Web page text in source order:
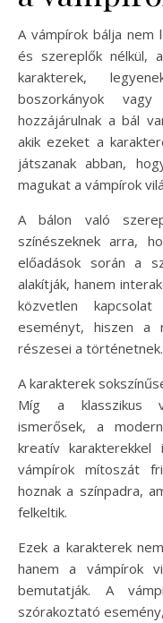
A vámpírok bálja nem
és szereplők nélkül,
karakterek,
boszorkányok
hozzájárulnak a bál
akik ezeket a
játszanak abban,
magukat a vámpírok
A bálon való
színészeknek arra,
előadások során a
alakítják, hanem
közvetlen
eseményt, hiszen a
részesei a történetnek.
A karakterek
Míg a klasszikus
ismerősek, a
kreatív
vámpírok mítoszát
hoznak a színpadra,
felkeltik.
Ezek a karakterek
hanem a vámpírok
bemutatják. A
szórakoztató